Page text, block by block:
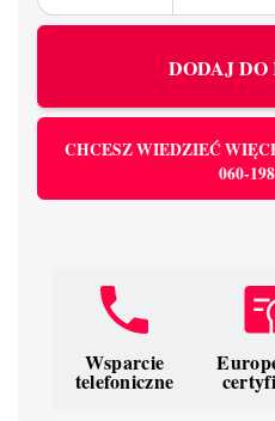
DODAJ
CHCESZ WIEDZIEĆ
060-198
Wsparcie
telefoniczne